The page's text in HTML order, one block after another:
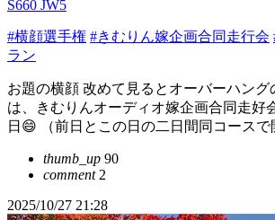
S660 JW5
#横顔選手権 #きむりん嫁企画合同走行会
ラン
お題の横顔 改めて見るとオーバーハング
は、きむりんオーディオ嫁企画合同走好
日😄 （前日とこの日の二日間同コースで
thumb_up 90
comment2
2025/10/27 21:28